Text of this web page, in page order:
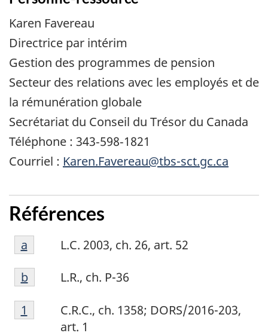
Karen Favereau
Directrice par intérim
Gestion des programmes de pension
Secteur des relations avec les employés et de
la rémunération globale
Secrétariat du Conseil du Trésor du Canada
Téléphone : 343‑598‑1821
Courriel : Karen.Favereau@tbs-sct.gc.ca
Références
Référence
a
L.C. 2003, ch. 26, art. 52
Retour à la référence de la note de bas de
a
Référence
b
L.R., ch. P-36
Retour à la référence de la note de bas de
b
Référence
1
C.R.C., ch. 1358; DORS/2016-203,
art. 1
Retour à la référence de la note de bas de
1